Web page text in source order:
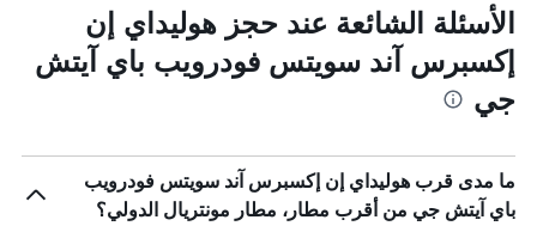
الأسئلة الشائعة عند حجز هوليداي إن
إكسبرس آند سويتس فودرويب باي آيتش
جي
ما مدى قرب هوليداي إن إكسبرس آند سويتس فودرويب
باي آيتش جي من أقرب مطار، مطار مونتريال الدولي؟